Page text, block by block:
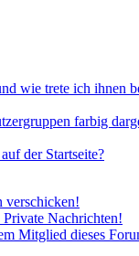
wie trete ich ihnen
farbig
der Startseite?
verschicken!
Nachrichten!
Mitglied dieses